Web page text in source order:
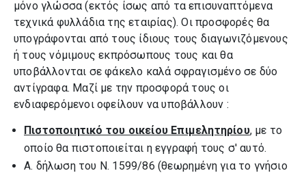
μόνο γλώσσα (εκτός ίσως από τα επισυναπτόμενα
τεχνικά φυλλάδια της εταιρίας). Οι προσφορές θα
υπογράφονται από τους ίδιους τους διαγωνιζόμενους
ή τους νόμιμους εκπρόσωπους τους και θα
υποβάλλονται σε φάκελο καλά σφραγισμένο σε δύο
αντίγραφα. Μαζί με την προσφορά τους οι
ενδιαφερόμενοι οφείλουν να υποβάλλουν :
Πιστοποιητικό του οικείου Επιμελητηρίου, με το
οποίο θα πιστοποιείται η εγγραφή τους σ' αυτό.
Α. δήλωση του Ν. 1599/86 (θεωρημένη για το γνήσιο